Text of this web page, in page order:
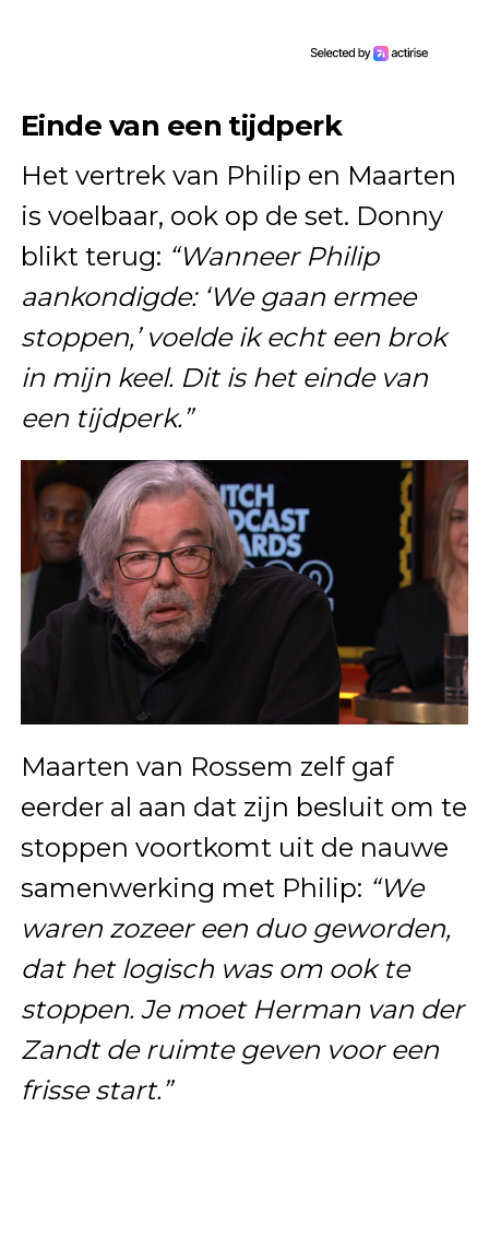
Einde van een tijdperk
Het vertrek van Philip en Maarten
is voelbaar, ook op de set. Donny
blikt terug: “Wanneer Philip
aankondigde: ‘We gaan ermee
stoppen,’ voelde ik echt een brok
in mijn keel. Dit is het einde van
een tijdperk.”
Maarten van Rossem zelf gaf
eerder al aan dat zijn besluit om te
stoppen voortkomt uit de nauwe
samenwerking met Philip: “We
waren zozeer een duo geworden,
dat het logisch was om ook te
stoppen. Je moet Herman van der
Zandt de ruimte geven voor een
frisse start.”